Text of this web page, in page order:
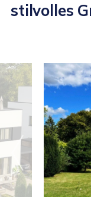
stilvolles